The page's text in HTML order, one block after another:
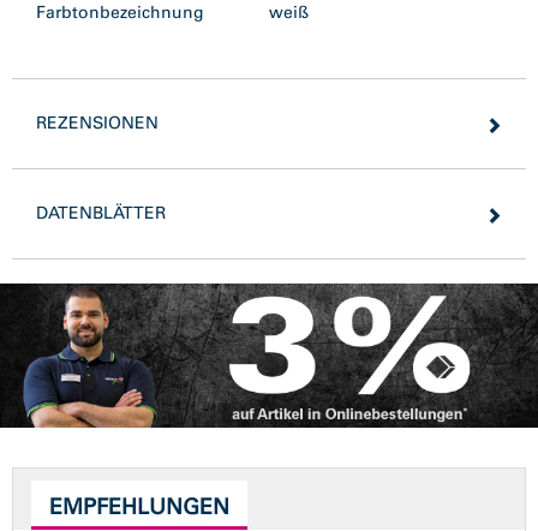
Farbtonbezeichnung
weiß
REZENSIONEN
DATENBLÄTTER
EMPFEHLUNGEN